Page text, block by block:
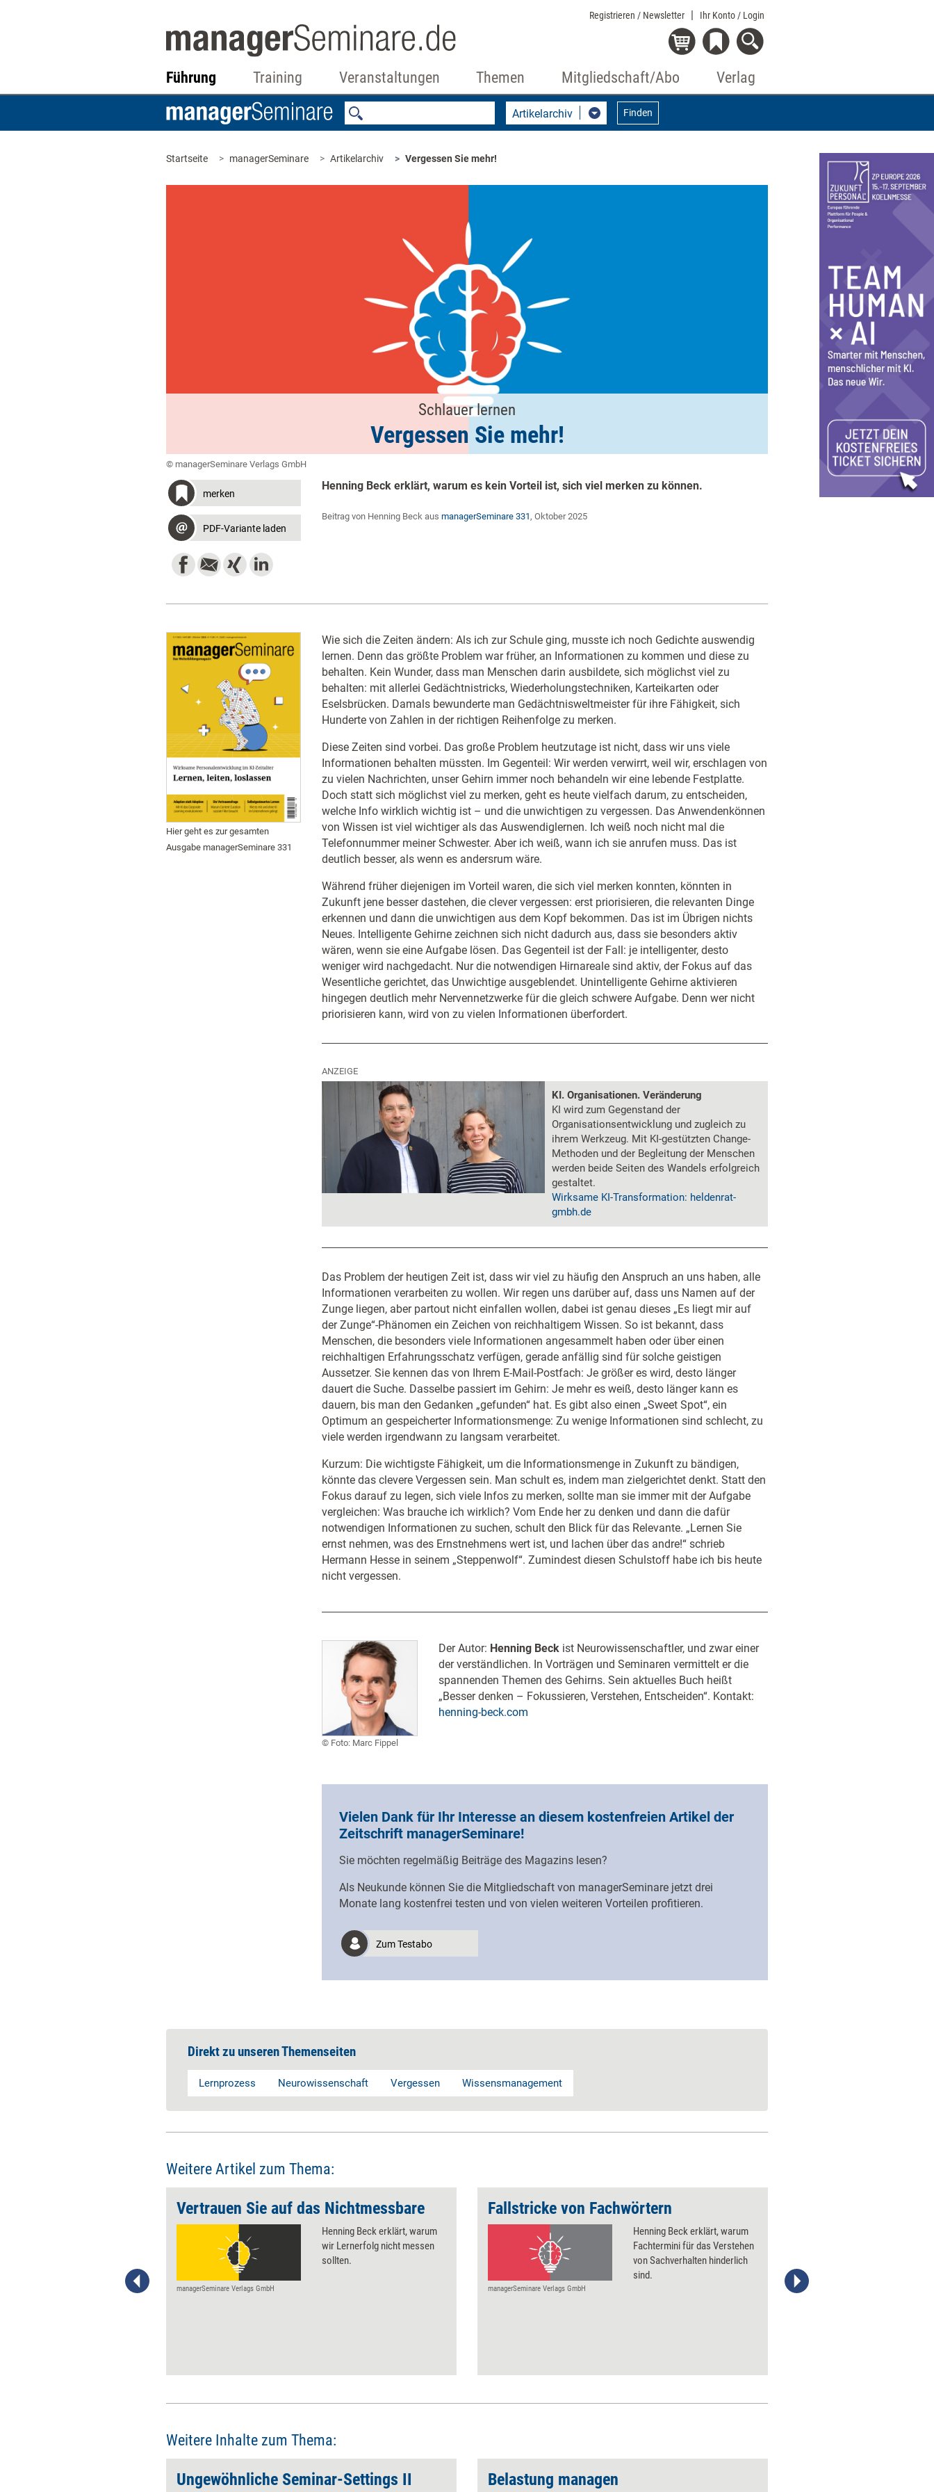
Registrieren / Newsletter Ihr Konto / Login
Führung Training Veranstaltungen Themen Mitgliedschaft/Abo Verlag
Artikelarchiv Finden
Startseite managerSeminare Artikelarchiv Vergessen Sie mehr!
Schlauer lernen
Vergessen Sie mehr!
© managerSeminare Verlags GmbH
merken
PDF-Variante laden
Henning Beck erklärt, warum es kein Vorteil ist, sich viel merken zu können. ​
Beitrag von Henning Beck aus managerSeminare 331, Oktober 2025
Hier geht es zur gesamten
Ausgabe managerSeminare 331
Wie sich die Zeiten ändern: Als ich zur Schule ging, musste ich noch Gedichte auswendig
lernen. Denn das größte Problem war früher, an Informationen zu kommen und diese zu
behalten. Kein Wunder, dass man Menschen darin ausbildete, sich möglichst viel zu
behalten: mit allerlei Gedächtnistricks, Wiederholungstechniken, Karteikarten oder
Eselsbrücken. Damals bewunderte man Gedächtnisweltmeister für ihre Fähigkeit, sich
Hunderte von Zahlen in der richtigen Reihenfolge zu merken.
Diese Zeiten sind vorbei. Das große Problem heutzutage ist nicht, dass wir uns viele
Informationen behalten müssten. Im Gegenteil: Wir werden verwirrt, weil wir, erschlagen von
zu vielen Nachrichten, unser Gehirn immer noch behandeln wir eine lebende Festplatte.
Doch statt sich möglichst viel zu merken, geht es heute vielfach darum, zu entscheiden,
welche Info wirklich wichtig ist – und die unwichtigen zu vergessen. Das Anwendenkönnen
von Wissen ist viel wichtiger als das Auswendiglernen. Ich weiß noch nicht mal die
Telefonnummer meiner Schwester. Aber ich weiß, wann ich sie anrufen muss. Das ist
deutlich besser, als wenn es andersrum wäre.
Während früher diejenigen im Vorteil waren, die sich viel merken konnten, könnten in
Zukunft jene besser dastehen, die clever vergessen: erst priorisieren, die relevanten Dinge
erkennen und dann die unwichtigen aus dem Kopf bekommen. Das ist im Übrigen nichts
Neues. Intelligente Gehirne zeichnen sich nicht dadurch aus, dass sie besonders aktiv
wären, wenn sie eine Aufgabe lösen. Das Gegenteil ist der Fall: je intelligenter, desto
weniger wird nachgedacht. Nur die notwendigen Hirnareale sind aktiv, der Fokus auf das
Wesentliche gerichtet, das Unwichtige ausgeblendet. Unintelligente Gehirne aktivieren
hingegen deutlich mehr Nervennetzwerke für die gleich schwere Aufgabe. Denn wer nicht
priorisieren kann, wird von zu vielen Informationen überfordert.
ANZEIGE
KI. Organisationen. Veränderung
KI wird zum Gegenstand der
Organisationsentwicklung und zugleich zu
ihrem Werkzeug. Mit KI-gestützten Change-
Methoden und der Begleitung der Menschen
werden beide Seiten des Wandels erfolgreich
gestaltet.
Wirksame KI-Transformation: heldenrat-
gmbh.de
Das Problem der heutigen Zeit ist, dass wir viel zu häufig den Anspruch an uns haben, alle
Informationen verarbeiten zu wollen. Wir regen uns darüber auf, dass uns Namen auf der
Zunge liegen, aber partout nicht einfallen wollen, dabei ist genau dieses „Es liegt mir auf
der Zunge“-Phänomen ein Zeichen von reichhaltigem Wissen. So ist bekannt, dass
Menschen, die besonders viele Informationen angesammelt haben oder über einen
reichhaltigen Erfahrungsschatz verfügen, gerade anfällig sind für solche geistigen
Aussetzer. Sie kennen das von Ihrem E-Mail-Postfach: Je größer es wird, desto länger
dauert die Suche. Dasselbe passiert im Gehirn: Je mehr es weiß, desto länger kann es
dauern, bis man den Gedanken „gefunden“ hat. Es gibt also einen „Sweet Spot“, ein
Optimum an gespeicherter Informationsmenge: Zu wenige Informationen sind schlecht, zu
viele werden irgendwann zu langsam verarbeitet.
Kurzum: Die wichtigste Fähigkeit, um die Informationsmenge in Zukunft zu bändigen,
könnte das clevere Vergessen sein. Man schult es, indem man zielgerichtet denkt. Statt den
Fokus darauf zu legen, sich viele Infos zu merken, sollte man sie immer mit der Aufgabe
vergleichen: Was brauche ich wirklich? Vom Ende her zu denken und dann die dafür
notwendigen Informationen zu suchen, schult den Blick für das Relevante. „Lernen Sie
ernst nehmen, was des Ernstnehmens wert ist, und lachen über das andre!“ schrieb
Hermann Hesse in seinem „Steppenwolf“. Zumindest diesen Schulstoff habe ich bis heute
nicht vergessen.
Foto: Marc Fippel
Der Autor: ​ Henning Beck ist Neurowissenschaftler, und zwar einer
der verständlichen. In Vorträgen und Seminaren vermittelt er die
spannenden Themen des Gehirns. Sein aktuelles Buch heißt
„Besser denken – Fokussieren, Verstehen, Entscheiden“. Kontakt:
henning-beck.com
Vielen Dank für Ihr Interesse an diesem kostenfreien Artikel der
Zeitschrift managerSeminare!
Sie möchten regelmäßig Beiträge des Magazins lesen?
Als Neukunde können Sie die Mitgliedschaft von managerSeminare jetzt drei
Monate lang kostenfrei testen und von vielen weiteren Vorteilen profitieren.
Zum Testabo
Direkt zu unseren Themenseiten
Lernprozess Neurowissenschaft Vergessen Wissensmanagement
Weitere Artikel zum Thema:
Vertrauen Sie auf das Nichtmessbare
managerSeminare Verlags GmbH
Henning Beck erklärt, warum
wir Lernerfolg nicht messen
sollten.
Fallstricke von Fachwörtern
managerSeminare Verlags GmbH
Henning Beck erklärt, warum
Fachtermini für das Verstehen
von Sachverhalten hinderlich
sind.
managerSeminare Verlags GmbH
Weitere Inhalte zum Thema:
Ungewöhnliche Seminar-Settings II Belastung managen